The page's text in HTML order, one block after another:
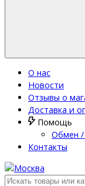
О нас
Новости
Отзывы о
Доставка и
Помощь
Обмен /
Контакты